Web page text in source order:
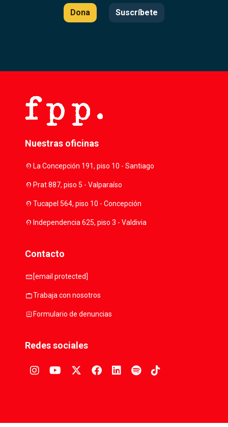
Dona Suscríbete
Nuestras oficinas
location_onLa Concepción 191, piso 10 - Santiago
location_onPrat 887, piso 5 - Valparaíso
location_onTucapel 564, piso 10 - Concepción
location_onIndependencia 625, piso 3 - Valdivia
Contacto
mail [email protected]
workTrabaja con nosotros
assignmentFormulario de denuncias
Redes sociales